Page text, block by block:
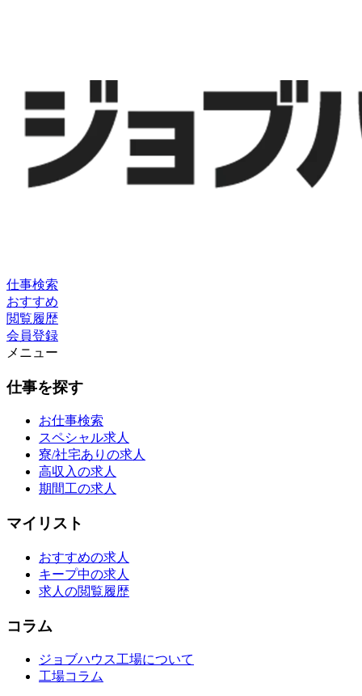
仕事検索
おすすめ
閲覧履歴
会員登録
メニュー
仕事を探す
お仕事検索
スペシャル求人
寮/社宅ありの求人
高収入の求人
期間工の求人
マイリスト
おすすめの求人
キープ中の求人
求人の閲覧履歴
コラム
ジョブハウス工場について
工場コラム